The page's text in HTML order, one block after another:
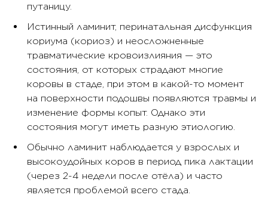
путаницу.
Истинный ламинит, перинатальная дисфункция
кориума (кориоз) и неосложненные
травматические кровоизлияния — это
состояния, от которых страдают многие
коровы в стаде, при этом в какой-то момент
на поверхности подошвы появляются травмы и
изменение формы копыт. Однако эти
состояния могут иметь разную этиологию.
Обычно ламинит наблюдается у взрослых и
высокоудойных коров в период пика лактации
(через 2-4 недели после отёла) и часто
является проблемой всего стада.